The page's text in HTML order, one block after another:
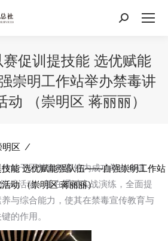
搜
赛促训提技能 选优赋能
明工作站举办禁毒讲
动 （崇明区 蒋丽丽）
明区 ⁄
技能 选优赋能强队伍——自强崇明工作站
动 （崇明区 蒋丽丽）
站于区禁毒教育馆内成功举办乡镇
兵活动，旨在通过实战演练，全面提
与综合能力，使其在禁毒宣传教育与
的作用。